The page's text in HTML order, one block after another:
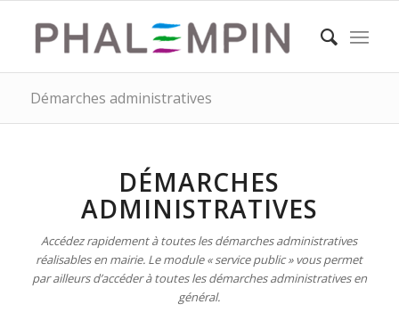
Démarches administratives
DÉMARCHES
ADMINISTRATIVES
Accédez rapidement à toutes les démarches administratives
réalisables en mairie. Le module « service public » vous permet
par ailleurs d’accéder à toutes les démarches administratives en
général.